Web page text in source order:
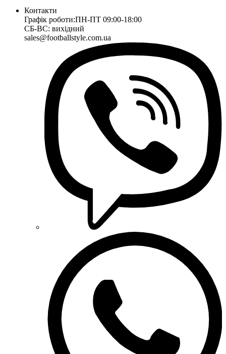
Контакти
Графік роботи:ПН-ПТ 09:00-18:00
СБ-ВС: вихідний
sales@footballstyle.com.ua